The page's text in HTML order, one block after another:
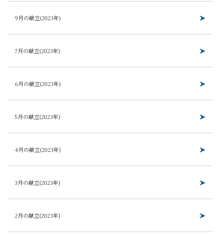
9月の献立(2023年)
7月の献立(2023年)
6月の献立(2023年)
5月の献立(2023年)
4月の献立(2023年)
3月の献立(2023年)
2月の献立(2023年)